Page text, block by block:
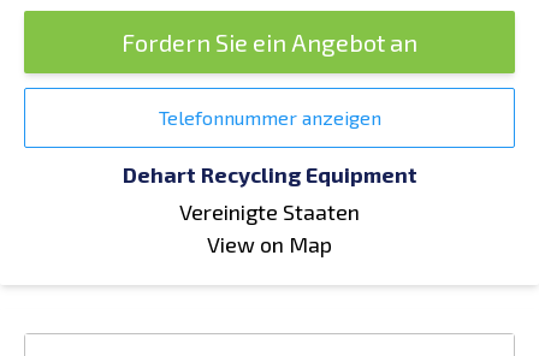
Fordern Sie ein Angebot an
Telefonnummer anzeigen
Dehart Recycling Equipment
Vereinigte Staaten
View on Map